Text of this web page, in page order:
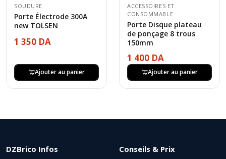
SOUDURE
Porte Électrode 300A
new TOLSEN
1 350 DA
Ajouter au panier
ACCESSOIRES ET
CONSOMMABLE
Porte Disque plateau
de ponçage 8 trous
150mm
1 400 DA
Ajouter au panier
DZBrico Infos Conseils & Prix